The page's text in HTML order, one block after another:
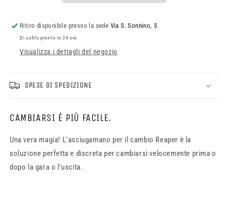
Ritiro disponibile presso la sede Via S. Sonnino, 5
Di solito pronto in 24 ore
Visualizza i dettagli del negozio
SPESE DI SPEDIZIONE
CAMBIARSI È PIÙ FACILE.
Una vera magia! L'asciugamano per il cambio Reaper è la
soluzione perfetta e discreta per cambiarsi velocemente prima o
dopo la gara o l'uscita.